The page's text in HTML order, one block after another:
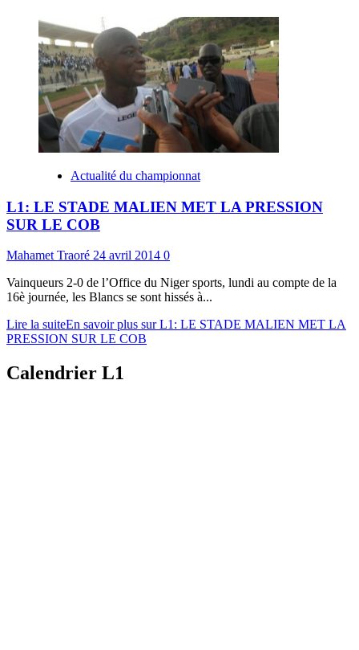
Actualité du championnat
L1: LE STADE MALIEN MET LA PRESSION
SUR LE COB
Mahamet Traoré 24 avril 2014 0
Vainqueurs 2-0 de l’Office du Niger sports, lundi au compte de la
16è journée, les Blancs se sont hissés à...
Lire la suiteEn savoir plus sur L1: LE STADE MALIEN MET LA
PRESSION SUR LE COB
Calendrier L1